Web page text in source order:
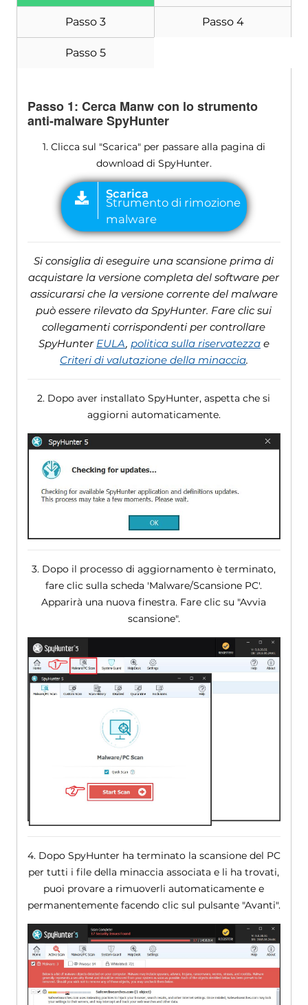
Passo 3 Passo 4
Passo 5
Passo 1: Cerca Manw con lo strumento
anti-malware SpyHunter
1. Clicca sul "Scarica" per passare alla pagina di
download di SpyHunter.
Si consiglia di eseguire una scansione prima di
acquistare la versione completa del software per
assicurarsi che la versione corrente del malware
può essere rilevato da SpyHunter. Fare clic sui
collegamenti corrispondenti per controllare
SpyHunter EULA, politica sulla riservatezzae
Criteri di valutazione della minaccia.
2. Dopo aver installato SpyHunter, aspetta che si
aggiorni automaticamente.
3. Dopo il processo di aggiornamento è terminato,
fare clic sulla scheda 'Malware/Scansione PC'.
Apparirà una nuova finestra. Fare clic su "Avvia
scansione".
4. Dopo SpyHunter ha terminato la scansione del PC
per tutti i file della minaccia associata e li ha trovati,
puoi provare a rimuoverli automaticamente e
permanentemente facendo clic sul pulsante "Avanti".